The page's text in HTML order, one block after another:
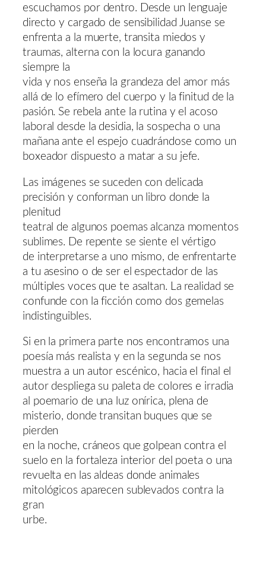
escuchamos por dentro. Desde un lenguaje
directo y cargado de sensibilidad Juanse se
enfrenta a la muerte, transita miedos y
traumas, alterna con la locura ganando
siempre la
vida y nos enseña la grandeza del amor más
allá de lo efímero del cuerpo y la finitud de la
pasión. Se rebela ante la rutina y el acoso
laboral desde la desidia, la sospecha o una
mañana ante el espejo cuadrándose como un
boxeador dispuesto a matar a su jefe.
Las imágenes se suceden con delicada
precisión y conforman un libro donde la
plenitud
teatral de algunos poemas alcanza momentos
sublimes. De repente se siente el vértigo
de interpretarse a uno mismo, de enfrentarte
a tu asesino o de ser el espectador de las
múltiples voces que te asaltan. La realidad se
confunde con la ficción como dos gemelas
indistinguibles.
Si en la primera parte nos encontramos una
poesía más realista y en la segunda se nos
muestra a un autor escénico, hacia el final el
autor despliega su paleta de colores e irradia
al poemario de una luz onírica, plena de
misterio, donde transitan buques que se
pierden
en la noche, cráneos que golpean contra el
suelo en la fortaleza interior del poeta o una
revuelta en las aldeas donde animales
mitológicos aparecen sublevados contra la
gran
urbe.